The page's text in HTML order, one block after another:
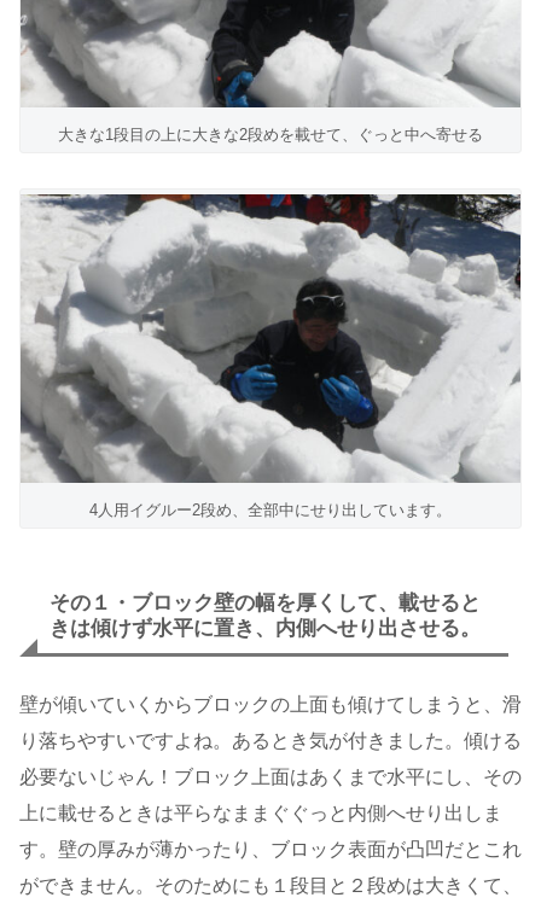
大きな1段目の上に大きな2段めを載せて、ぐっと中へ寄せる
4人用イグルー2段め、全部中にせり出しています。
その１・ブロック壁の幅を厚くして、載せると
きは傾けず水平に置き、内側へせり出させる。
壁が傾いていくからブロックの上面も傾けてしまうと、滑
り落ちやすいですよね。あるとき気が付きました。傾ける
必要ないじゃん！ブロック上面はあくまで水平にし、その
上に載せるときは平らなままぐぐっと内側へせり出しま
す。壁の厚みが薄かったり、ブロック表面が凸凹だとこれ
ができません。そのためにも１段目と２段めは大きくて、